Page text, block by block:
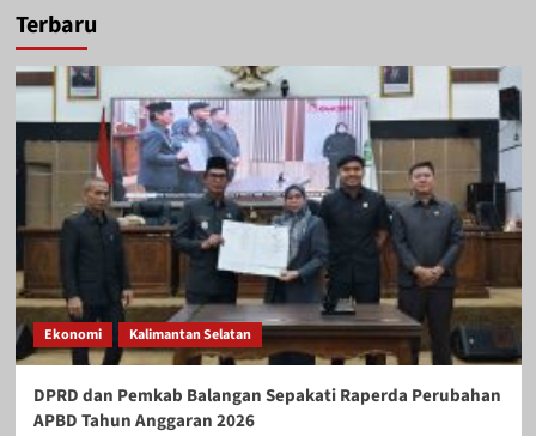
Terbaru
Ekonomi Kalimantan Selatan
DPRD dan Pemkab Balangan Sepakati Raperda Perubahan
APBD Tahun Anggaran 2026